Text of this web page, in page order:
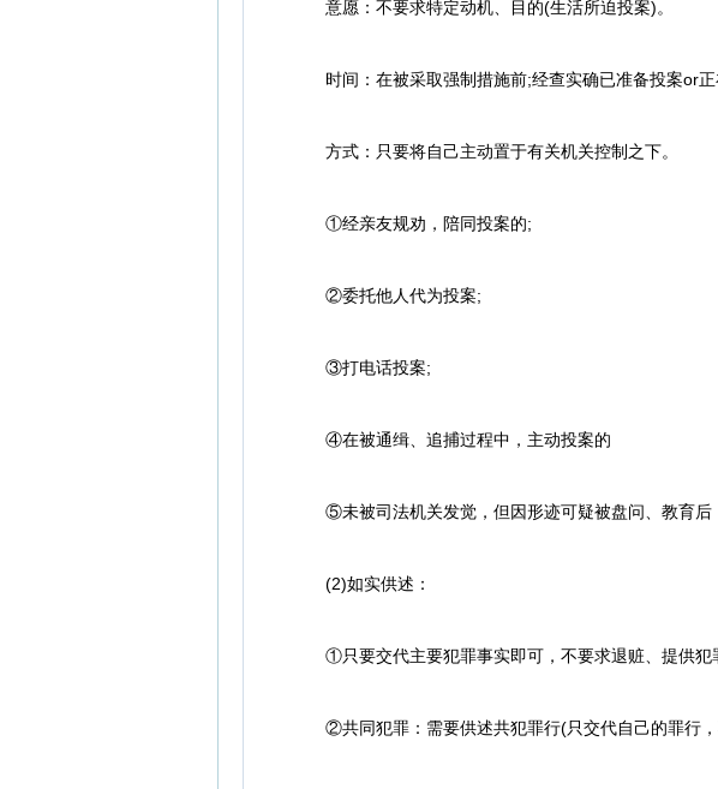
意愿：不要求特定动机、目的(生活所迫投案)。
时间：在被采取强制措施前;经查实确已准备投案or正
方式：只要将自己主动置于有关机关控制之下。
①经亲友规劝，陪同投案的;
②委托他人代为投案;
③打电话投案;
④在被通缉、追捕过程中，主动投案的
⑤未被司法机关发觉，但因形迹可疑被盘问、教育后
(2)如实供述：
①只要交代主要犯罪事实即可，不要求退赃、提供犯
②共同犯罪：需要供述共犯罪行(只交代自己的罪行，